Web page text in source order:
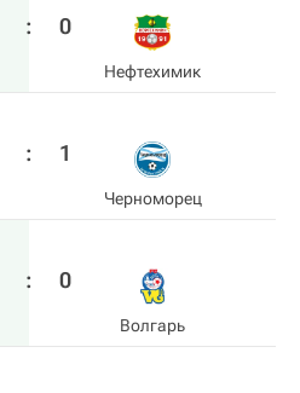
: 0
Нефтехимик
: 1
Черноморец
: 0
Волгарь